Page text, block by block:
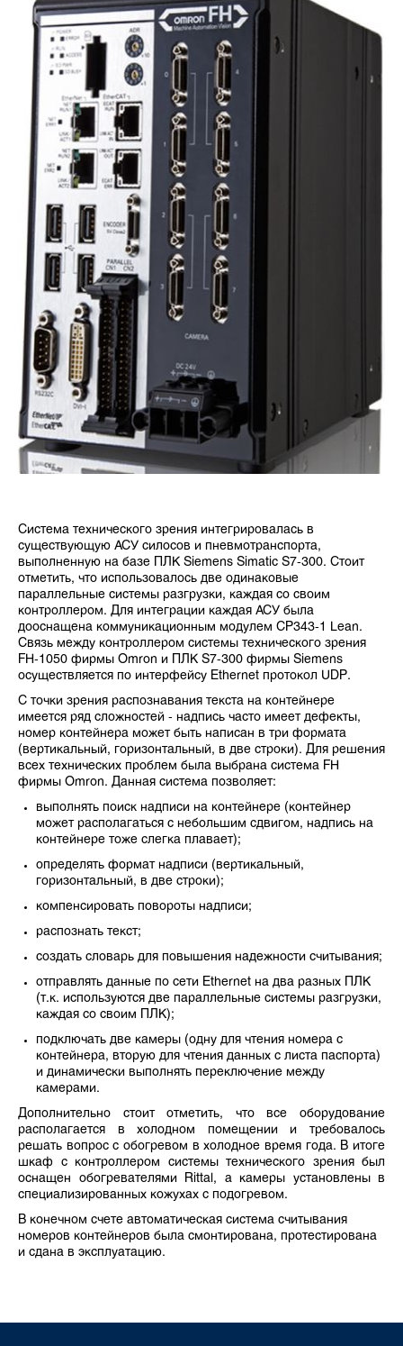
Система технического зрения интегрировалась в
существующую АСУ силосов и пневмотранспорта,
выполненную на базе ПЛК Siemens Simatic S7-300. Стоит
отметить, что использовалось две одинаковые
параллельные системы разгрузки, каждая со своим
контроллером. Для интеграции каждая АСУ была
дооснащена коммуникационным модулем CP343-1 Lean.
Связь между контроллером системы технического зрения
FH-1050 фирмы Omron и ПЛК S7-300 фирмы Siemens
осуществляется по интерфейсу Ethernet протокол UDP.
С точки зрения распознавания текста на контейнере
имеется ряд сложностей - надпись часто имеет дефекты,
номер контейнера может быть написан в три формата
(вертикальный, горизонтальный, в две строки). Для решения
всех технических проблем была выбрана система FH
фирмы Omron. Данная система позволяет:
выполнять поиск надписи на контейнере (контейнер
может располагаться с небольшим сдвигом, надпись на
контейнере тоже слегка плавает);
определять формат надписи (вертикальный,
горизонтальный, в две строки);
компенсировать повороты надписи;
распознать текст;
создать словарь для повышения надежности считывания;
отправлять данные по сети Ethernet на два разных ПЛК
(т.к. используются две параллельные системы разгрузки,
каждая со своим ПЛК);
подключать две камеры (одну для чтения номера с
контейнера, вторую для чтения данных с листа паспорта)
и динамически выполнять переключение между
камерами.
Дополнительно стоит отметить, что все оборудование
располагается в холодном помещении и требовалось
решать вопрос с обогревом в холодное время года. В итоге
шкаф с контроллером системы технического зрения был
оснащен обогревателями Rittal, а камеры установлены в
специализированных кожухах с подогревом.
В конечном счете автоматическая система считывания
номеров контейнеров была смонтирована, протестирована
и сдана в эксплуатацию.